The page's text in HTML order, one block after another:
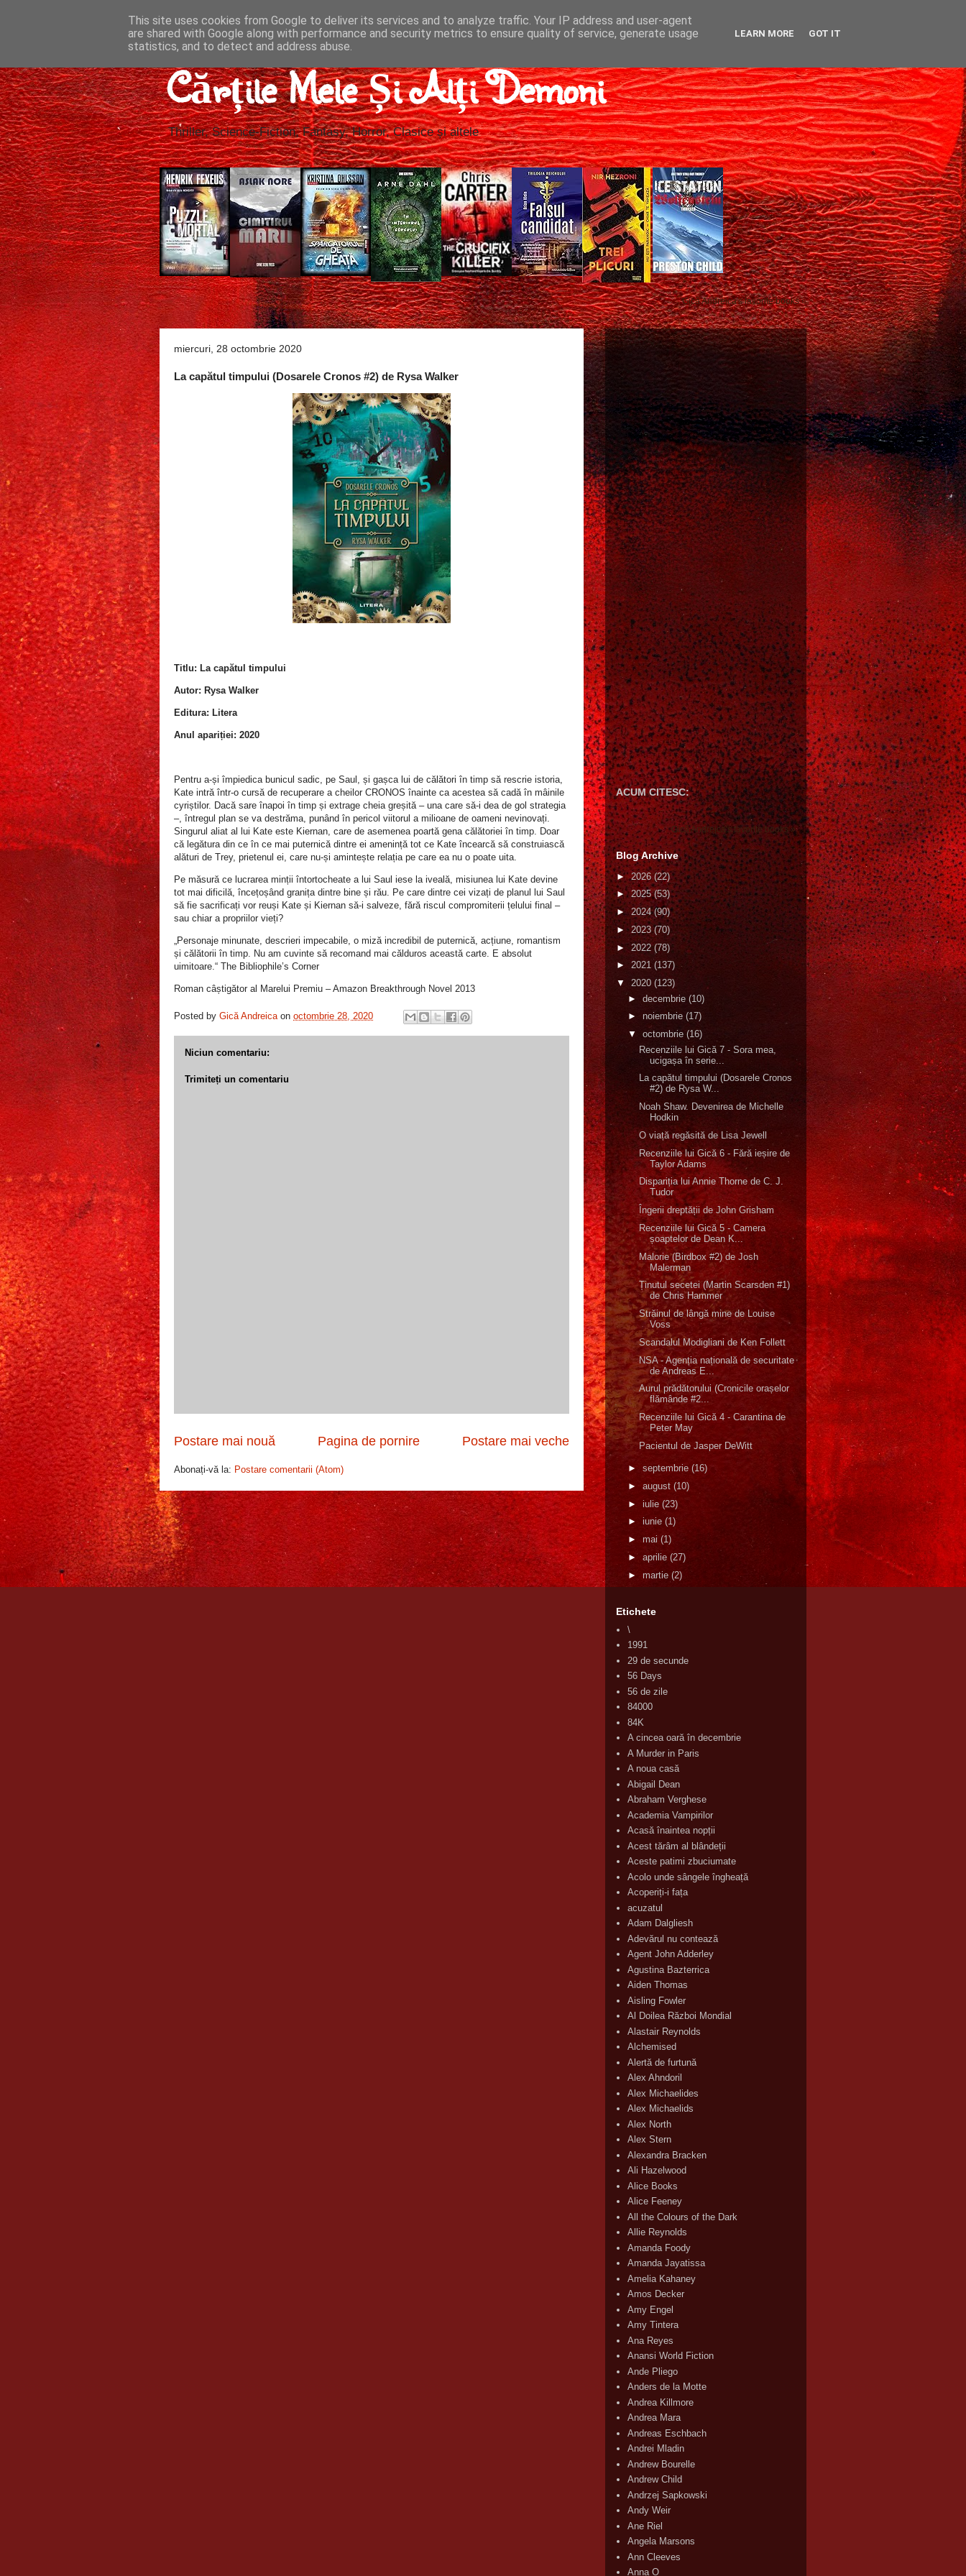
Cărțile Mele Și Alți Demoni
Thriller, Science-Fiction, Fantasy, Horror, Clasice și altele
Gică Andreica's favorite books »
miercuri, 28 octombrie 2020
La capătul timpului (Dosarele Cronos #2) de Rysa Walker
Titlu: La capătul timpului
Autor: Rysa Walker
Editura: Litera
Anul apariției: 2020
Pentru a-și împiedica bunicul sadic, pe Saul, și gașca lui de călători în timp să rescrie istoria,
Kate intră într-o cursă de recuperare a cheilor CRONOS înainte ca acestea să cadă în mâinile
cyriștilor. Dacă sare înapoi în timp și extrage cheia greșită – una care să-i dea de gol strategia
–, întregul plan se va destrăma, punând în pericol viitorul a milioane de oameni nevinovați.
Singurul aliat al lui Kate este Kiernan, care de asemenea poartă gena călătoriei în timp. Doar
că legătura din ce în ce mai puternică dintre ei amenință tot ce Kate încearcă să construiască
alături de Trey, prietenul ei, care nu-și amintește relația pe care ea nu o poate uita.
Pe măsură ce lucrarea minții întortocheate a lui Saul iese la iveală, misiunea lui Kate devine
tot mai dificilă, încețoșând granița dintre bine și rău. Pe care dintre cei vizați de planul lui Saul
să fie sacrificați vor reuși Kate și Kiernan să-i salveze, fără riscul compromiterii țelului final –
sau chiar a propriilor vieți?
„Personaje minunate, descrieri impecabile, o miză incredibil de puternică, acțiune, romantism
și călătorii în timp. Nu am cuvinte să recomand mai călduros această carte. E absolut
uimitoare.“ The Bibliophile’s Corner
Roman câștigător al Marelui Premiu – Amazon Breakthrough Novel 2013
Posted by Gică Andreica on octombrie 28, 2020
Niciun comentariu:
Trimiteți un comentariu
Postare mai nouă Postare mai veche
Pagina de pornire
Abonați-vă la: Postare comentarii (Atom)
ACUM CITESC:
Gică Andreica's favorite books »
Blog Archive
►2026(22)
►2025(53)
► 2024(90)
►2023(70)
► 2022(78)
► 2021 (137)
▼ 2020 (123)
► decembrie (10)
► noiembrie (17)
▼ octombrie (16)
Recenziile lui Gică 7 - Sora mea,
ucigașa în serie...
La capătul timpului (Dosarele Cronos
#2) de Rysa W...
Noah Shaw. Devenirea de Michelle
Hodkin
O viață regăsită de Lisa Jewell
Recenziile lui Gică 6 - Fără ieșire de
Taylor Adams
Dispariția lui Annie Thorne de C. J.
Tudor
Îngerii dreptății de John Grisham
Recenziile lui Gică 5 - Camera
șoaptelor de Dean K...
Malorie (Birdbox #2) de Josh
Malerman
Ținutul secetei (Martin Scarsden #1)
de Chris Hammer
Străinul de lângă mine de Louise
Voss
Scandalul Modigliani de Ken Follett
NSA - Agenția națională de securitate
de Andreas E...
Aurul prădătorului (Cronicile orașelor
flămânde #2...
Recenziile lui Gică 4 - Carantina de
Peter May
Pacientul de Jasper DeWitt
► septembrie (16)
► august (10)
► iulie (23)
► iunie (1)
► mai (1)
► aprilie (27)
► martie (2)
Etichete
\
1991
29 de secunde
56 Days
56 de zile
84000
84K
A cincea oară în decembrie
A Murder in Paris
A noua casă
Abigail Dean
Abraham Verghese
Academia Vampirilor
Acasă înaintea nopții
Acest tărâm al blândeții
Aceste patimi zbuciumate
Acolo unde sângele îngheață
Acoperiți-i fața
acuzatul
Adam Dalgliesh
Adevărul nu contează
Agent John Adderley
Agustina Bazterrica
Aiden Thomas
Aisling Fowler
Al Doilea Război Mondial
Alastair Reynolds
Alchemised
Alertă de furtună
Alex Ahndoril
Alex Michaelides
Alex Michaelids
Alex North
Alex Stern
Alexandra Bracken
Ali Hazelwood
Alice Books
Alice Feeney
All the Colours of the Dark
Allie Reynolds
Amanda Foody
Amanda Jayatissa
Amelia Kahaney
Amos Decker
Amy Engel
Amy Tintera
Ana Reyes
Anansi World Fiction
Ande Pliego
Anders de la Motte
Andrea Killmore
Andrea Mara
Andreas Eschbach
Andrei Mladin
Andrew Bourelle
Andrew Child
Andrzej Sapkowski
Andy Weir
Ane Riel
Angela Marsons
Ann Cleeves
Anna O
This site uses cookies from Google to deliver its services and to analyze traffic. Your IP address and user-agent
are shared with Google along with performance and security metrics to ensure quality of service, generate usage
statistics, and to detect and address abuse.
LEARN MORE GOT IT